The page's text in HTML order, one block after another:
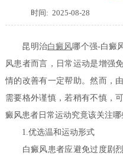
时间: 2025-08-28
昆明治白癜风哪个强-白癜
风患者而言，日常运动是增强
情的改善有一定帮助。然而，
需要格外谨慎，若稍有不慎，
癜风患者日常运动究竟该关注哪
1.优选温和运动形式
白癜风患者应避免过度剧烈